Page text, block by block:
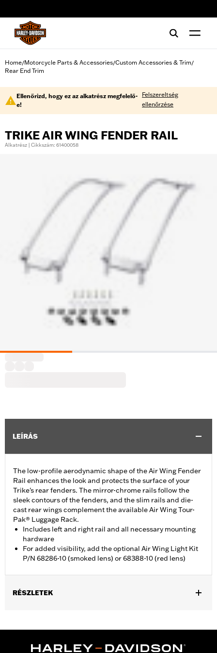
Home/Motorcycle Parts & Accessories/Custom Accessories & Trim/
Rear End Trim
Ellenőrizd, hogy ez az alkatrész megfelelő-
e!
Felszereltség
ellenőrzése
TRIKE AIR WING FENDER RAIL
Alkatrész | Cikkszám: 61400058
LEÍRÁS
The low-profile aerodynamic shape of the Air Wing Fender
Rail enhances the look and protects the surface of your
Trike's rear fenders. The mirror-chrome rails follow the
sleek contours of the fenders, and the slim rails and die-
cast rear wings complement the available Air Wing Tour-
Pak® Luggage Rack.
Includes left and right rail and all necessary mounting
hardware
For added visibility, add the optional Air Wing Light Kit
P/N 68286-10 (smoked lens) or 68388-10 (red lens)
RÉSZLETEK
Sold Separately:Air Wing Light Kit P/N 68286-10 or 68388-10